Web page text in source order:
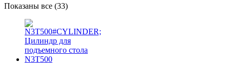
Показаны все (33)Цены: